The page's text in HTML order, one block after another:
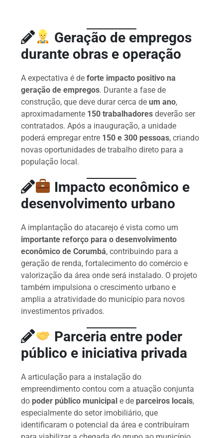
Geração de empregos
durante obras e operação
A expectativa é deforte impacto positivo na
geração de empregos. Durante a fase de
construção, que deve durar cerca deum ano,
aproximadamente 150 trabalhadores deverão ser
contratados. Após a inauguração, a unidade
poderá empregar entre 150 e 300 pessoas, criando
novas oportunidades de trabalho direto para a
população local.
Impacto econômico e
desenvolvimento urbano
A implantação do atacarejo é vista como um
importante reforço para o desenvolvimento
econômico de Corumbá, contribuindo para a
geração de renda, fortalecimento do comércio e
valorização da área onde será instalado. O projeto
também impulsiona o crescimento urbano e
amplia a atratividade do município para novos
investimentos privados.
Parceria entre poder
público e iniciativa privada
A articulação para a instalação do
empreendimento contou com a atuação conjunta
do poder público municipal e de parceiros locais,
especialmente do setor imobiliário, que
identificaram o potencial da área e contribuíram